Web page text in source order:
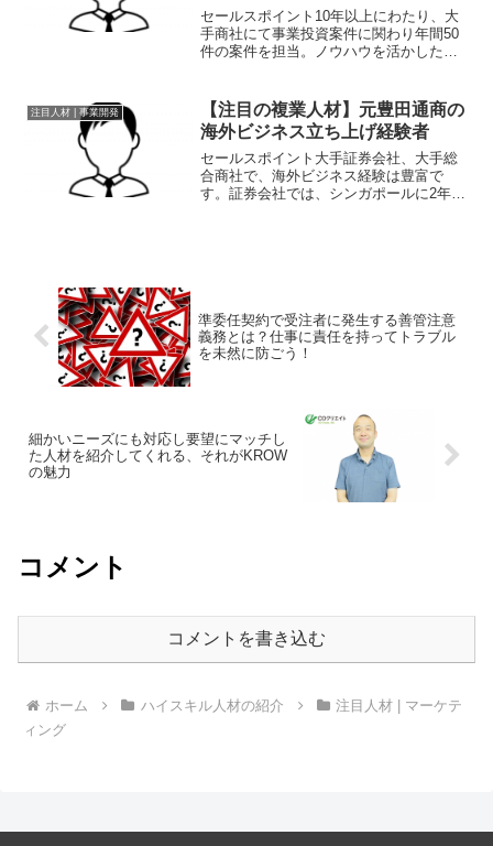
営・事業企画パートナー
セールスポイント10年以上にわたり、大
手商社にて事業投資案件に関わり年間50
件の案件を担当。ノウハウを活かした社
大手商社にて経理サービス(営業部）を担
当。途中事業...
注目人材 | 事業開発
【注目の複業人材】元豊田通商の
海外ビジネス立ち上げ経験者
セールスポイント大手証券会社、大手総
合商社で、海外ビジネス経験は豊富で
す。証券会社では、シンガポールに2年駐
準委任契約で受注者に発生する善管注意
義務とは？仕事に責任を持ってトラブル
を未然に防ごう！
細かいニーズにも対応し要望にマッチし
た人材を紹介してくれる、それがKROW
の魅力
コメント
コメントを書き込む
ホーム ハイスキル人材の紹介
注目人材 | マーケテ
ィング